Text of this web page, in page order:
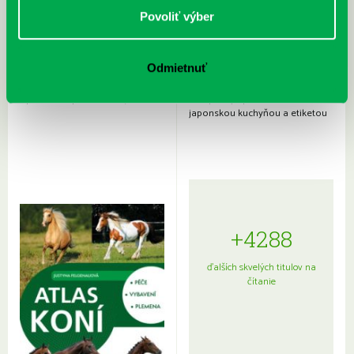
Povoliť výber
Odmietnuť
Sprievodca po hviezdnej oblohe
kompletný sprievodca
japonskou kuchyňou a etiketou
+4288
ďalších skvelých titulov na
čítanie